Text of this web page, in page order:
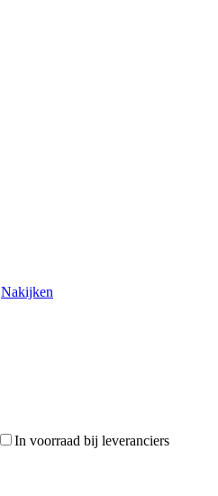
Nakijken
In voorraad bij leveranciers